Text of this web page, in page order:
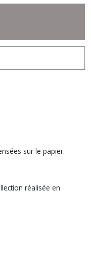
sur le papier.
réalisée en